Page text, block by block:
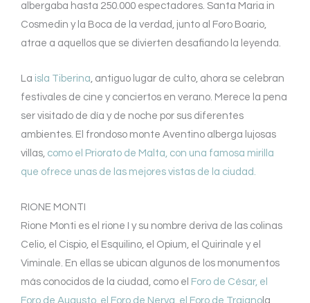
albergaba hasta 250.000 espectadores. Santa Maria in
Cosmedin y la Boca de la verdad, junto al Foro Boario,
atrae a aquellos que se divierten desafiando la leyenda.
La isla Tiberina, antiguo lugar de culto, ahora se celebran
festivales de cine y conciertos en verano. Merece la pena
ser visitado de día y de noche por sus diferentes
ambientes. El frondoso monte Aventino alberga lujosas
villas, como el Priorato de Malta, con una famosa mirilla
que ofrece unas de las mejores vistas de la ciudad.
RIONE MONTI
Rione Monti es el rione I y su nombre deriva de las colinas
Celio, el Cispio, el Esquilino, el Opium, el Quirinale y el
Viminale. En ellas se ubican algunos de los monumentos
más conocidos de la ciudad, como el Foro de César, el
Foro de Augusto, el Foro de Nerva, el Foro de Trajano la